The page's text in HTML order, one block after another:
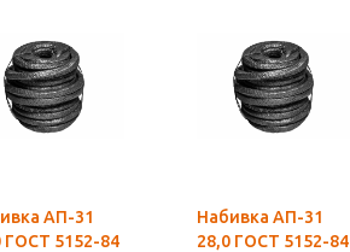
АП-31
24,0 ГОСТ 5152-84
Набивка АП-31
28,0 ГОСТ 5152-84